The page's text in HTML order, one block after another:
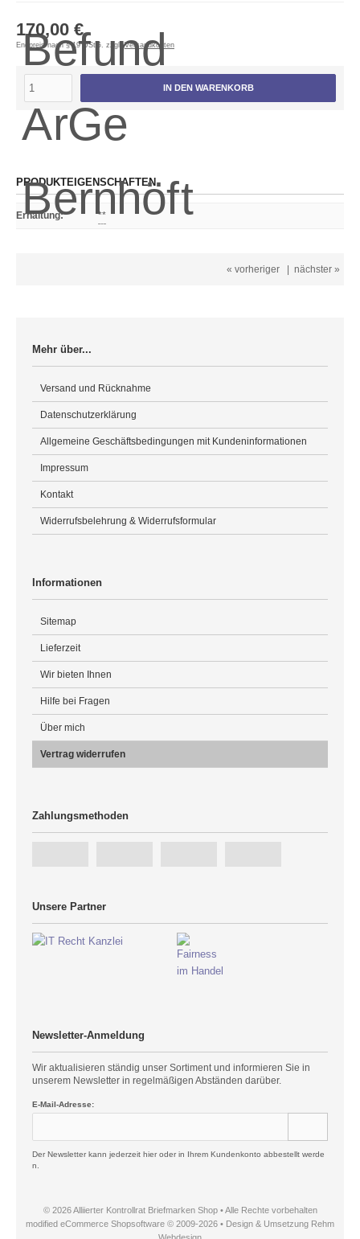
170,00 €
Endpreis nach § 19 UStG. zzgl.Versandkosten
IN DEN WARENKORB
PRODUKTEIGENSCHAFTEN
Erhaltung: **
« vorheriger | nächster »
Mehr über...
Versand und Rücknahme
Datenschutzerklärung
Allgemeine Geschäftsbedingungen mit Kundeninformationen
Impressum
Kontakt
Widerrufsbelehrung & Widerrufsformular
Informationen
Sitemap
Lieferzeit
Wir bieten Ihnen
Hilfe bei Fragen
Über mich
Vertrag widerrufen
Zahlungsmethoden
Unsere Partner
Newsletter-Anmeldung
Wir aktualisieren ständig unser Sortiment und informieren Sie in
unserem Newsletter in regelmäßigen Abständen darüber.
E-Mail-Adresse:
Der Newsletter kann jederzeit hier oder in Ihrem Kundenkonto abbestellt werde
n.
© 2026 Alliierter Kontrollrat Briefmarken Shop • Alle Rechte vorbehalten
modified eCommerce Shopsoftware © 2009-2026 • Design & Umsetzung Rehm
Webdesign